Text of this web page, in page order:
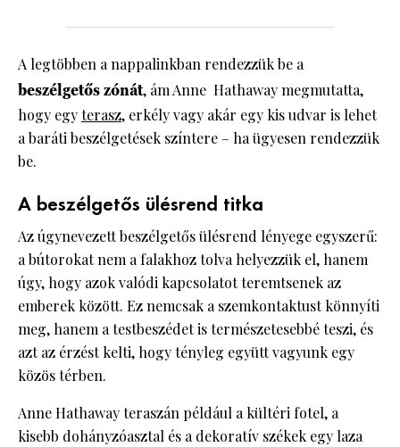
A legtöbben a nappalinkban rendezzük be a
beszélgetős zónát, ám Anne Hathaway megmutatta,
hogy egyterasz, erkély vagy akár egy kis udvar is lehet
a baráti beszélgetések színtere – ha ügyesen rendezzük
be.
A beszélgetős ülésrend titka
Az úgynevezett beszélgetős ülésrend lényege egyszerű:
a bútorokat nem a falakhoz tolva helyezzük el, hanem
úgy, hogy azok valódi kapcsolatot teremtsenek az
emberek között. Ez nemcsak a szemkontaktust könnyíti
meg, hanem a testbeszédet is természetesebbé teszi, és
azt az érzést kelti, hogy tényleg együtt vagyunk egy
közös térben.
Anne Hathaway teraszán például a kültéri fotel, a
kisebb dohányzóasztal és a dekoratív székek egy laza